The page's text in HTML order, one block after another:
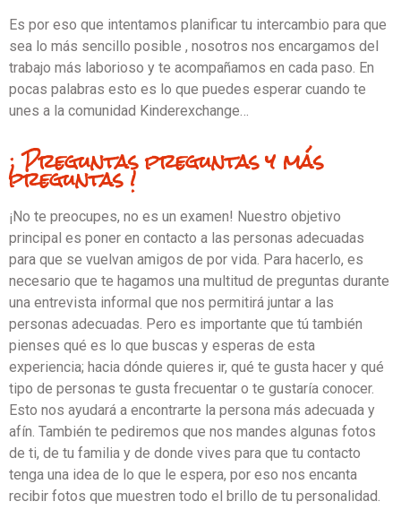
Es por eso que intentamos planificar tu intercambio para que
sea lo más sencillo posible , nosotros nos encargamos del
trabajo más laborioso y te acompañamos en cada paso. En
pocas palabras esto es lo que puedes esperar cuando te
unes a la comunidad Kinderexchange…
¡ Preguntas preguntas y más
preguntas !
¡No te preocupes, no es un examen! Nuestro objetivo
principal es poner en contacto a las personas adecuadas
para que se vuelvan amigos de por vida. Para hacerlo, es
necesario que te hagamos una multitud de preguntas durante
una entrevista informal que nos permitirá juntar a las
personas adecuadas. Pero es importante que tú también
pienses qué es lo que buscas y esperas de esta
experiencia; hacia dónde quieres ir, qué te gusta hacer y qué
tipo de personas te gusta frecuentar o te gustaría conocer.
Esto nos ayudará a encontrarte la persona más adecuada y
afín. También te pediremos que nos mandes algunas fotos
de ti, de tu familia y de donde vives para que tu contacto
tenga una idea de lo que le espera, por eso nos encanta
recibir fotos que muestren todo el brillo de tu personalidad.